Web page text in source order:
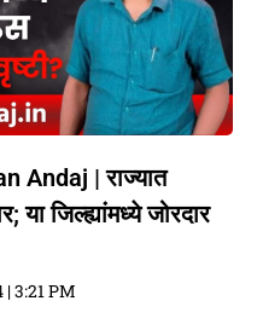
Andaj | राज्यात
या जिल्ह्यांमध्ये जोरदार
3:21 PM